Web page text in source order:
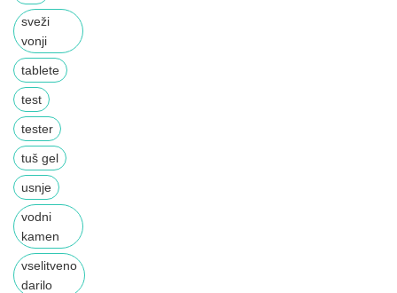
sveži
vonji
tablete
test
tester
tuš gel
usnje
vodni
kamen
vselitveno
darilo